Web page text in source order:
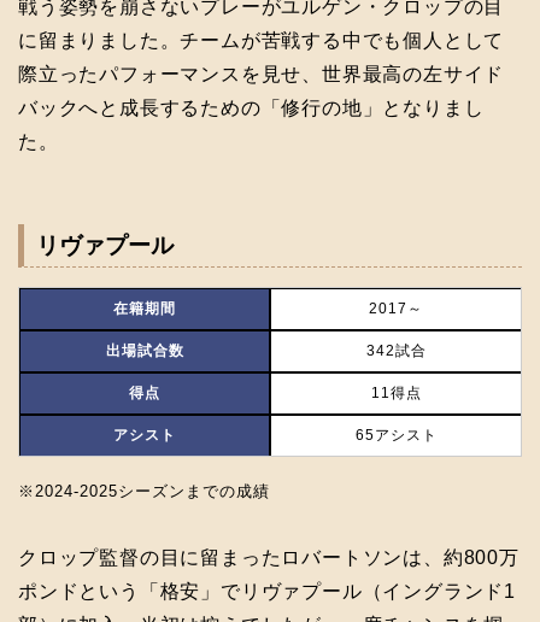
戦う姿勢を崩さないプレーがユルゲン・クロップの目
に留まりました。チームが苦戦する中でも個人として
際立ったパフォーマンスを見せ、世界最高の左サイド
バックへと成長するための「修行の地」となりまし
た。
リヴァプール
在籍期間 2017～
出場試合数 342試合
得点 11得点
アシスト 65アシスト
※2024-2025シーズンまでの成績
クロップ監督の目に留まったロバートソンは、約800万
ポンドという「格安」でリヴァプール（イングランド1